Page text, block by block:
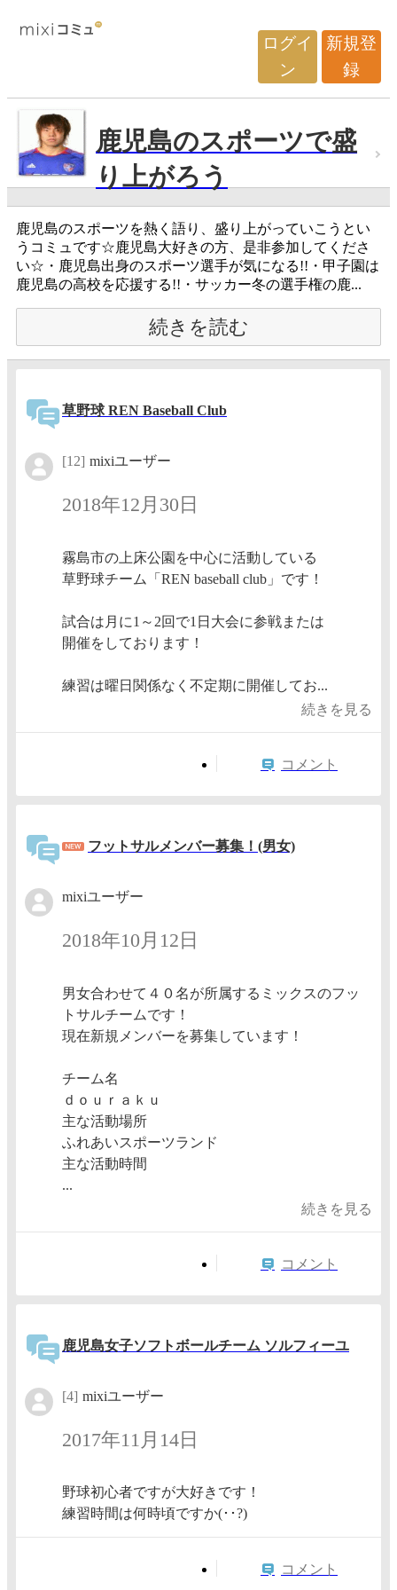
ログイ
ン
新規登
録
鹿児島のスポーツで盛
り上がろう
鹿児島のスポーツを熱く語り、盛り上がっていこうとい
うコミュです☆鹿児島大好きの方、是非参加してくださ
い☆・鹿児島出身のスポーツ選手が気になる!!・甲子園は
鹿児島の高校を応援する!!・サッカー冬の選手権の鹿...
続きを読む
草野球 REN Baseball Club
[12] mixiユーザー
2018年12月30日
霧島市の上床公園を中心に活動している
草野球チーム「REN baseball club」です！
試合は月に1～2回で1日大会に参戦または
開催をしております！
練習は曜日関係なく不定期に開催してお...
続きを見る
コメント
フットサルメンバー募集！(男女)
mixiユーザー
2018年10月12日
男女合わせて４０名が所属するミックスのフッ
トサルチームです！
現在新規メンバーを募集しています！
チーム名
ｄｏｕｒａｋｕ
主な活動場所
ふれあいスポーツランド
主な活動時間
...
続きを見る
コメント
鹿児島女子ソフトボールチーム ソルフィーユ
[4] mixiユーザー
2017年11月14日
野球初心者ですが大好きです！
練習時間は何時頃ですか(･･?)
コメント